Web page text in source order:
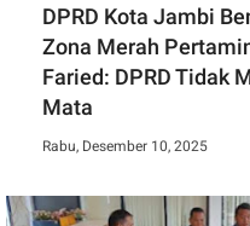
DPRD Kota Jambi
Zona Merah
Faried: DPRD Tidak
Mata
Rabu, Desember 10, 2025